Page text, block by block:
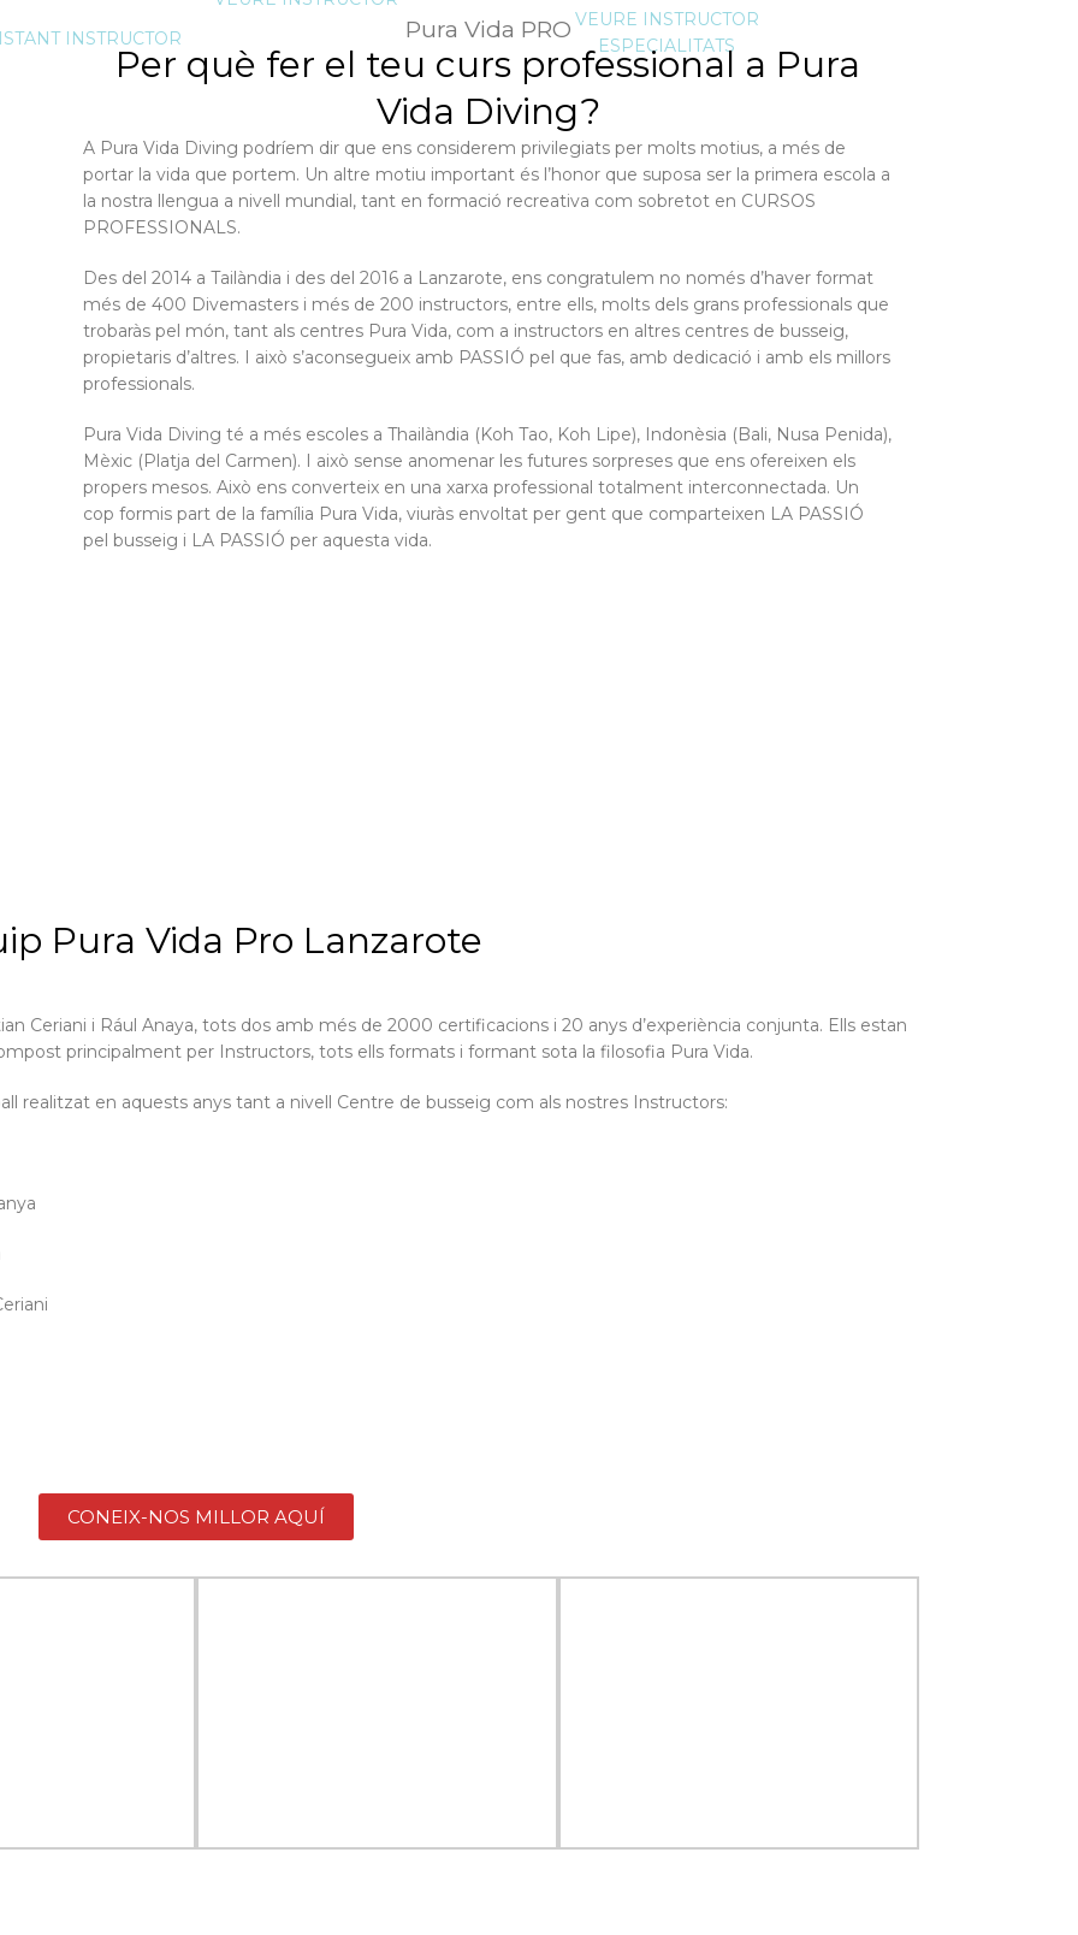
INSTRUCTOR
VEURE INSTRUCTOR
ESPECIALITATS
Pura Vida PRO
Per què fer el teu curs professional a Pura
Vida Diving?
A Pura Vida Diving podríem dir que ens considerem privilegiats per molts motius, a més de
portar la vida que portem. Un altre motiu important és l’honor que suposa ser la primera escola a
la nostra llengua a nivell mundial, tant en formació recreativa com sobretot en CURSOS
PROFESSIONALS.
Des del 2014 a Tailàndia i des del 2016 a Lanzarote, ens congratulem no només d’haver format
més de 400 Divemasters i més de 200 instructors, entre ells, molts dels grans professionals que
trobaràs pel món, tant als centres Pura Vida, com a instructors en altres centres de busseig,
propietaris d’altres. I això s’aconsegueix amb PASSIÓ pel que fas, amb dedicació i amb els millors
professionals.
Pura Vida Diving té a més escoles a Thailàndia (Koh Tao, Koh Lipe), Indonèsia (Bali, Nusa Penida),
Mèxic (Platja del Carmen). I això sense anomenar les futures sorpreses que ens ofereixen els
propers mesos. Això ens converteix en una xarxa professional totalment interconnectada. Un
cop formis part de la família Pura Vida, viuràs envoltat per gent que comparteixen LA PASSIÓ
pel busseig i LA PASSIÓ per aquesta vida.
Pura Vida Pro Lanzarote
Ceriani i Rául Anaya, tots dos amb més de 2000 certificacions i 20 anys d’experiència conjunta. Ells estan
principalment per Instructors, tots ells formats i formant sota la filosofia Pura Vida.
realitzat en aquests anys tant a nivell Centre de busseig com als nostres Instructors:
CONEIX-NOS MILLOR AQUÍ